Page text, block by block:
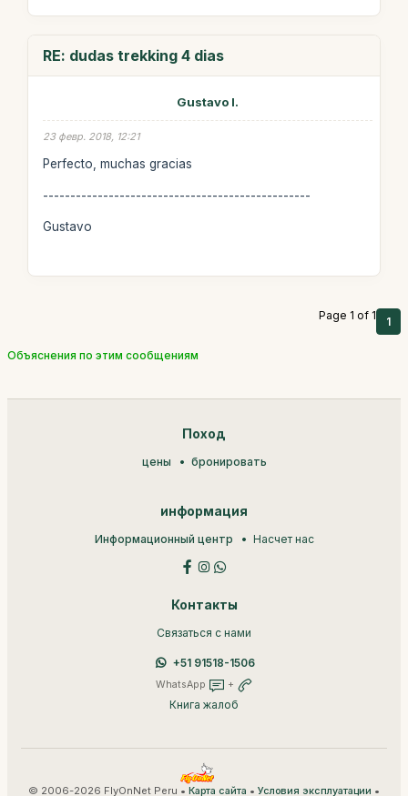
RE: dudas trekking 4 dias
Gustavo I.
23 февр. 2018, 12:21
Perfecto, muchas gracias
-------------------------------------------------
Gustavo
Page 1 of 1 1
Объяснения по этим сообщениям
Поход
цены бронировать
информация
Информационный центр Насчет нас
Контакты
Связаться с нами
+51 91518-1506
WhatsApp +
Книга жалоб
© 2006-2026 FlyOnNet Peru • Карта сайта • Условия эксплуатации •